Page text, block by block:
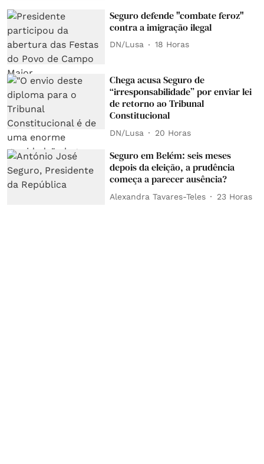
Seguro defende "combate feroz"
contra a imigração ilegal
DN/Lusa 18 Horas
Chega acusa Seguro de
“irresponsabilidade” por enviar lei
de retorno ao Tribunal
Constitucional
DN/Lusa 20 Horas
Seguro em Belém: seis meses
depois da eleição, a prudência
começa a parecer ausência?
Alexandra Tavares-Teles 23 Horas